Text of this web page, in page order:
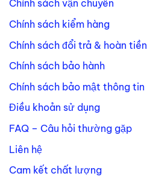
Chính sách vận chuyển
Chính sách kiểm hàng
Chính sách đổi trả & hoàn tiền
Chính sách bảo hành
Chính sách bảo mật thông tin
Điều khoản sử dụng
FAQ – Câu hỏi thường gặp
Liên hệ
Cam kết chất lượng